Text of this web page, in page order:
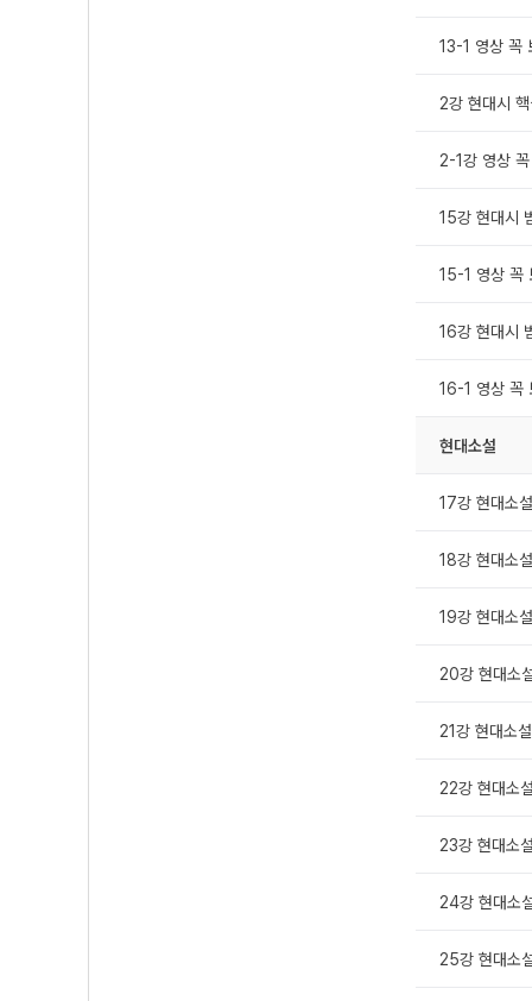
13-1 영상 꼭
2강 현대시
2-1강 영상
15강 현대시
15-1 영상 꼭
16강 현대시
16-1 영상 꼭
현대소설
17강 현대소
18강 현대소
19강 현대소
20강 현대소
21강 현대소
22강 현대소
23강 현대소
24강 현대소
25강 현대소